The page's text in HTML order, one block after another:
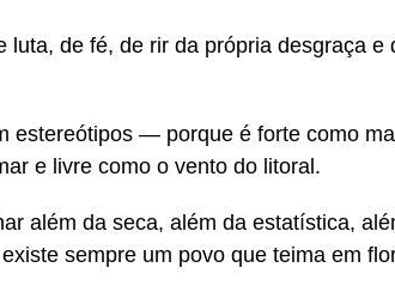
luta, de fé, de rir da própria desgraça e
estereótipos — porque é forte como
e livre como o vento do litoral.
além da seca, além da estatística,
sempre um povo que teima em